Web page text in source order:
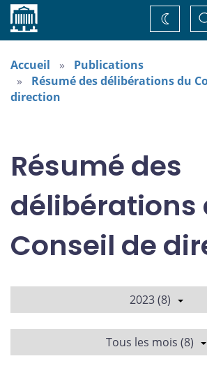
Accueil
de
Accueil
Publications
Résumé des délibérations du
direction
Résumé des
délibérations
Conseil de
2023 (8)
Tous les mois (8)